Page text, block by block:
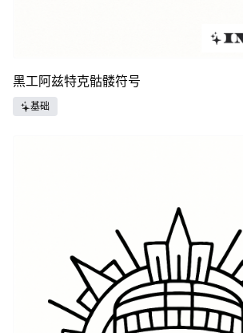
黑工阿兹特克骷髅符号
基础